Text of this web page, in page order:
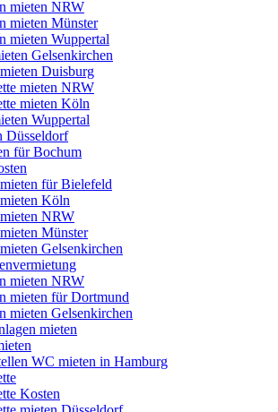
mieten NRW
mieten Münster
mieten Wuppertal
Gelsenkirchen
Duisburg
mieten NRW
mieten Köln
Wuppertal
Düsseldorf
für Bochum
für Bielefeld
Köln
NRW
Münster
Gelsenkirchen
mieten NRW
mieten für Dortmund
mieten Gelsenkirchen
mieten
WC mieten in Hamburg
Kosten